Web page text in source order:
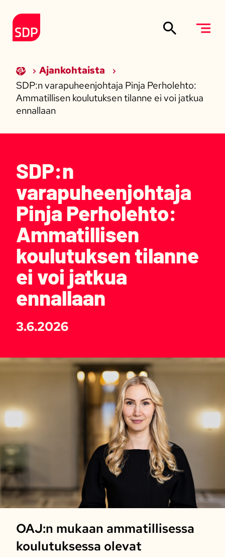
Etusivulle
Ajankohtaista
SDP:n varapuheenjohtaja Pinja Perholehto:
Ammatillisen koulutuksen tilanne ei voi jatkua
ennallaan
SDP:n
varapuheenjohtaja
Pinja Perholehto:
Ammatillisen
koulutuksen tilanne
ei voi jatkua
ennallaan
3.6.2026
OAJ:n mukaan ammatillisessa
koulutuksessa olevat